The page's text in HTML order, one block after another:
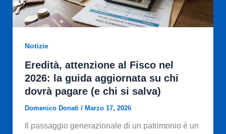
Notizie
Eredità, attenzione al Fisco nel
2026: la guida aggiornata su chi
dovrà pagare (e chi si salva)
Domenico Donati / Marzo 17, 2026
Il passaggio generazionale di un patrimonio è un